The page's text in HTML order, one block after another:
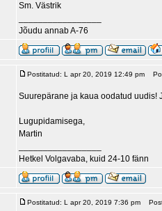
Sm. Västrik
Jõudu annab A-76
Postitatud: L apr 20, 2019 12:49 pm
Suurepärane ja kaua oodatud uudis!
Lugupidamisega,
Martin
Hetkel Volgavaba, kuid 24-10 fänn
Postitatud: L apr 20, 2019 7:36 pm